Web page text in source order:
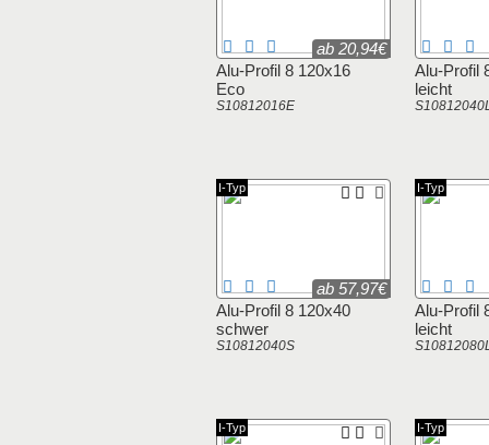
Alu-Profil 8 120x16
Eco
S10812016E
ab 20,94€
Alu-Profil
leicht
Alu-Profil 8 120x40
schwer
S10812040S
ab 57,97€
I-Typ
Alu-Profil
leicht
I-Typ
I-Typ I-Typ